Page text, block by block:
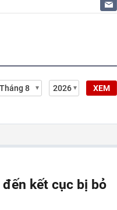
XEM
kết cục bị bỏ